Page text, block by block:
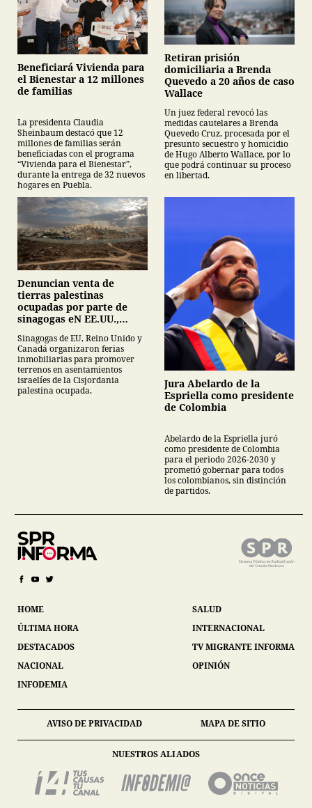
Beneficiará Vivienda para
el Bienestar a 12 millones
de familias
La presidenta Claudia
Sheinbaum destacó que 12
millones de familias serán
beneficiadas con el programa
“Vivienda para el Bienestar”,
durante la entrega de 32 nuevos
hogares en Puebla.
Retiran prisión
domiciliaria a Brenda
Quevedo a 20 años de caso
Wallace
Un juez federal revocó las
medidas cautelares a Brenda
Quevedo Cruz, procesada por el
presunto secuestro y homicidio
de Hugo Alberto Wallace, por lo
que podrá continuar su proceso
en libertad.
Denuncian venta de
tierras palestinas
ocupadas por parte de
sinagogas eN EE.UU.,
Sinagogas de EU, Reino Unido y
Canadá organizaron ferias
inmobiliarias para promover
terrenos en asentamientos
israelíes de la Cisjordania
palestina ocupada.
Jura Abelardo de la
Espriella como presidente
de Colombia
Abelardo de la Espriella juró
como presidente de Colombia
para el periodo 2026-2030 y
prometió gobernar para todos
los colombianos, sin distinción
de partidos.
HOME
ÚLTIMA HORA
DESTACADOS
NACIONAL
INFODEMIA
SALUD
INTERNACIONAL
TV MIGRANTE INFORMA
OPINIÓN
AVISO DE PRIVACIDAD MAPA DE SITIO
NUESTROS ALIADOS